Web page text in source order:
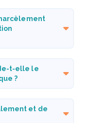
t-elle le
?
et de